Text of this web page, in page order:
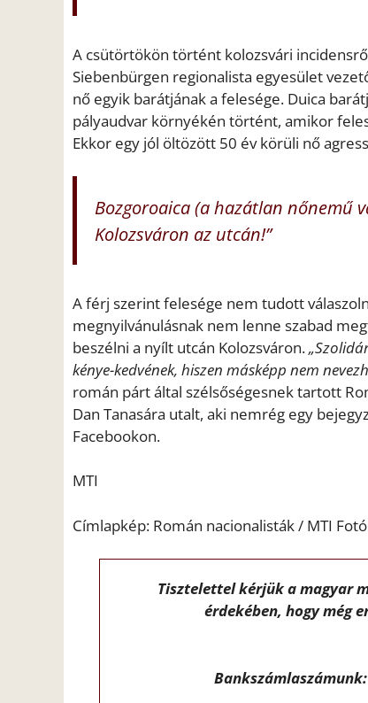
A csütörtökön történt kolozsvári
Siebenbürgen regionalista egyesület
nő egyik barátjának a felesége. Duica
pályaudvar környékén történt, amikor
Ekkor egy jól öltözött 50 év körüli nő
Bozgoroaica(a hazátlan nőnemű
Kolozsváron az utcán!”
A férj szerint felesége nem tudott
megnyilvánulásnak nem lenne szabad
beszélni a nyílt utcán Kolozsváron.
kénye-kedvének, hiszen másképp nem
román párt által szélsőségesnek tartott
Dan Tanasára utalt, aki nemrég egy
Facebookon.
MTI
Címlapkép: Román nacionalisták / MTI
Tisztelettel kérjük a magyar
érdekében, hogy még
Bankszámlaszámunk: